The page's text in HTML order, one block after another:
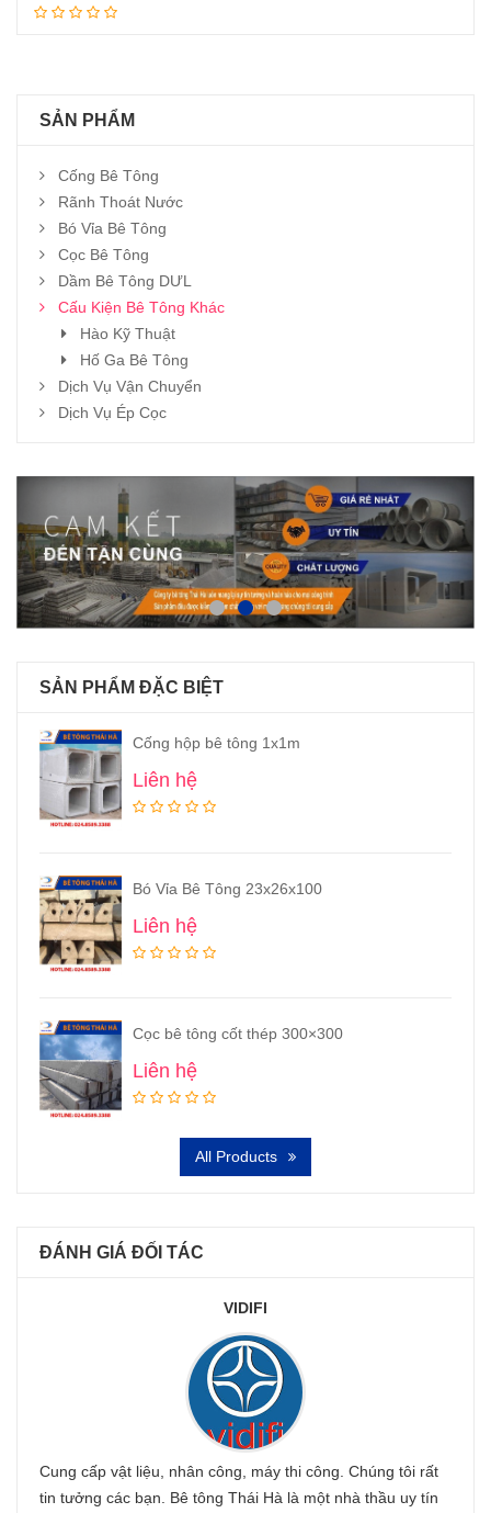
SẢN PHẨM
Cống Bê Tông
Rãnh Thoát Nước
Bó Vỉa Bê Tông
Cọc Bê Tông
Dầm Bê Tông DƯL
Cấu Kiện Bê Tông Khác
Hào Kỹ Thuật
Hố Ga Bê Tông
Dịch Vụ Vận Chuyển
Dịch Vụ Ép Cọc
SẢN PHẨM ĐẶC BIỆT
Cống hộp bê tông 1x1m
Liên hệ
Bó Vỉa Bê Tông 23x26x100
Liên hệ
Cọc bê tông cốt thép 300×300
Liên hệ
All Products
ĐÁNH GIÁ ĐỐI TÁC
VIDIFI
Cung cấp vật liệu, nhân công, máy thi công. Chúng tôi rất
tin tưởng các bạn. Bê tông Thái Hà là một nhà thầu uy tín